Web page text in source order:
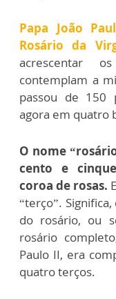
Papa João
Rosário da
acrescentar
contemplam a
passou de 150
agora em quatro
O nome
cento e
coroa de rosas.
“terço”.
do rosário, ou
rosário
Paulo II, era
quatro terços.